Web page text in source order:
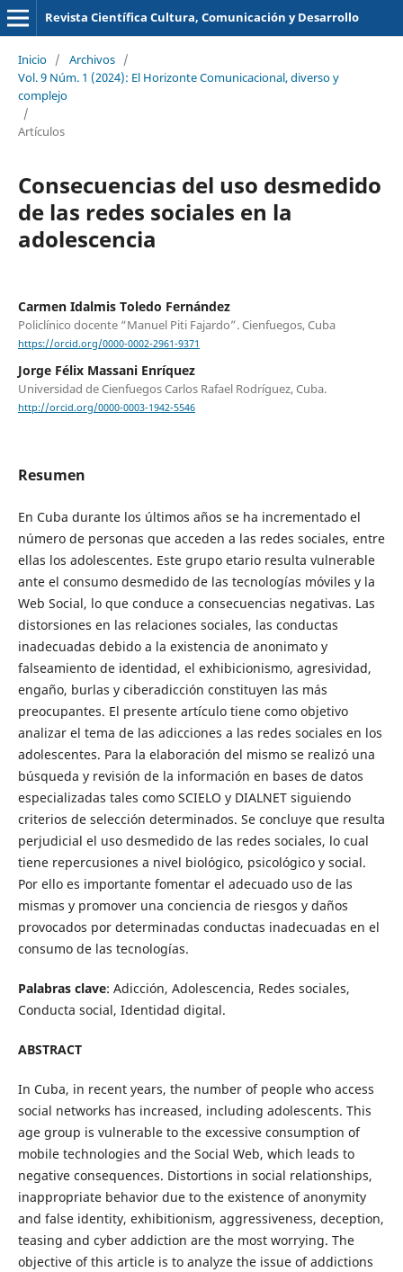
Revista Científica Cultura, Comunicación y Desarrollo
Inicio / Archivos /
Vol. 9 Núm. 1 (2024): El Horizonte Comunicacional, diverso y
complejo
/
Artículos
Consecuencias del uso desmedido
de las redes sociales en la
adolescencia
Carmen Idalmis Toledo Fernández
Policlínico docente “Manuel Piti Fajardo”. Cienfuegos, Cuba
https://orcid.org/0000-0002-2961-9371
Jorge Félix Massani Enríquez
Universidad de Cienfuegos Carlos Rafael Rodríguez, Cuba.
http://orcid.org/0000-0003-1942-5546
Resumen
En Cuba durante los últimos años se ha incrementado el
número de personas que acceden a las redes sociales, entre
ellas los adolescentes. Este grupo etario resulta vulnerable
ante el consumo desmedido de las tecnologías móviles y la
Web Social, lo que conduce a consecuencias negativas. Las
distorsiones en las relaciones sociales, las conductas
inadecuadas debido a la existencia de anonimato y
falseamiento de identidad, el exhibicionismo, agresividad,
engaño, burlas y ciberadicción constituyen las más
preocupantes. El presente artículo tiene como objetivo
analizar el tema de las adicciones a las redes sociales en los
adolescentes. Para la elaboración del mismo se realizó una
búsqueda y revisión de la información en bases de datos
especializadas tales como SCIELO y DIALNET siguiendo
criterios de selección determinados. Se concluye que resulta
perjudicial el uso desmedido de las redes sociales, lo cual
tiene repercusiones a nivel biológico, psicológico y social.
Por ello es importante fomentar el adecuado uso de las
mismas y promover una conciencia de riesgos y daños
provocados por determinadas conductas inadecuadas en el
consumo de las tecnologías.
Palabras clave: Adicción, Adolescencia, Redes sociales,
Conducta social, Identidad digital.
ABSTRACT
In Cuba, in recent years, the number of people who access
social networks has increased, including adolescents. This
age group is vulnerable to the excessive consumption of
mobile technologies and the Social Web, which leads to
negative consequences. Distortions in social relationships,
inappropriate behavior due to the existence of anonymity
and false identity, exhibitionism, aggressiveness, deception,
teasing and cyber addiction are the most worrying. The
objective of this article is to analyze the issue of addictions